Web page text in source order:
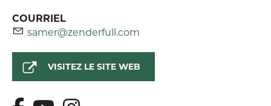
COURRIEL
samer@zenderfull.com
VISITEZ LE SITE WEB